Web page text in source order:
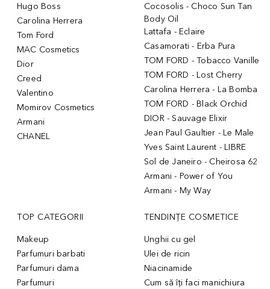
Hugo Boss
Carolina Herrera
Tom Ford
MAC Cosmetics
Dior
Creed
Valentino
Momirov Cosmetics
Armani
CHANEL
Cocosolis - Choco Sun Tan
Body Oil
Lattafa - Eclaire
Casamorati - Erba Pura
TOM FORD - Tobacco Vanille
TOM FORD - Lost Cherry
Carolina Herrera - La Bomba
TOM FORD - Black Orchid
DIOR - Sauvage Elixir
Jean Paul Gaultier - Le Male
Yves Saint Laurent - LIBRE
Sol de Janeiro - Cheirosa 62
Armani - Power of You
Armani - My Way
TOP CATEGORII
Makeup
Parfumuri barbati
Parfumuri dama
Parfumuri
TENDINȚE COSMETICE
Unghii cu gel
Ulei de ricin
Niacinamide
Cum să îți faci manichiura